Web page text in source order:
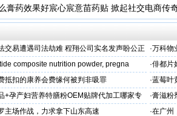
膏药效果好宸心宸意苗药贴 掀起社交电商传
交易遭遇司法劫难 程翔公司实名发声盼公正
·万科物
composite nutrition powder, pregna ·俳都片
抵扣的康养会费缘何被判非吸罪 ·蓝莓叶
牌代工
+孕产妇营养特膳粉OEM贴牌代加工哪家专
·膏滋粉
主场作战，力求拿下山东高速 ·在广州